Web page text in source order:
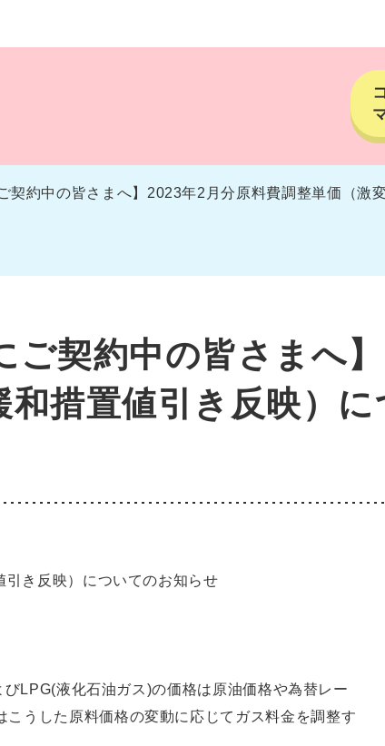
契約中の皆さまへ】2023年2月分原料費調整単価（激
ご契約中の皆さまへ
和措置値引き反映）
き反映）についてのお知らせ
LPG(液化石油ガス)の価格は原油価格や為替レー
こうした原料価格の変動に応じてガス料金を調整す